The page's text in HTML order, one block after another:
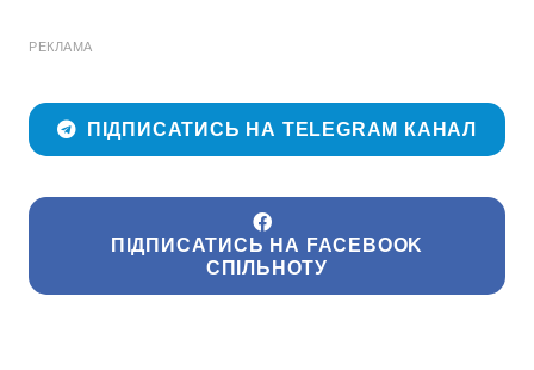
РЕКЛАМА
ПІДПИСАТИСЬ НА TELEGRAM КАНАЛ
ПІДПИСАТИСЬ НА FACEBOOK
СПІЛЬНОТУ